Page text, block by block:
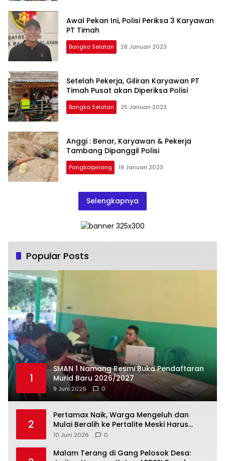
Awal Pekan Ini, Polisi Periksa 3 Karyawan
PT Timah
Bangka Selatan 28 Januari 2023
Setelah Pekerja, Giliran Karyawan PT
Timah Pusat akan Diperiksa Polisi
Bangka Selatan 25 Januari 2023
Anggi : Benar, Karyawan & Pekerja
Tambang Dipanggil Polisi
Pangkalpinang 19 Januari 2023
Selengkapnya
Popular Posts
1
SMAN 1 Namang Resmi Buka Pendaftaran
Murid Baru 2026/2027
9 Juni 2026 0
2
‎Pertamax Naik, Warga Mengeluh dan
Mulai Beralih ke Pertalite Meski Harus
10 Juni 2026 0
Malam Terang di Gang Pelosok Desa: